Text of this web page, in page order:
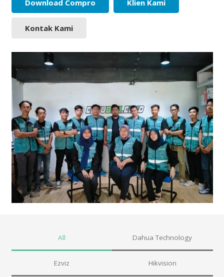
Download Compro Klien Kami
Kontak Kami
All Dahua Technology
Ezviz Hikvision